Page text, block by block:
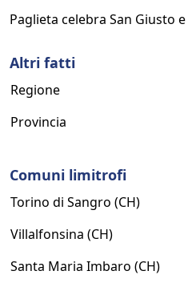
Paglieta celebra San Giusto
Altri fatti
Regione
Provincia
Comuni limitrofi
Torino di Sangro (CH)
Villalfonsina (CH)
Santa Maria Imbaro (CH)